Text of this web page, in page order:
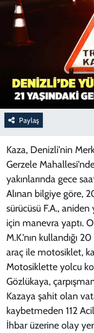
Paylaş
Kaza, Denizli’nin
Gerzele
yakınlarında gece
Alınan bilgiye göre,
sürücüsü F.A.,
için manevra yaptı.
M.K.'nın kullandığı
araç ile motosiklet,
Motosiklette yolcu
Gözlükaya,
Kazaya şahit olan
kaybetmeden 112
İhbar üzerine olay